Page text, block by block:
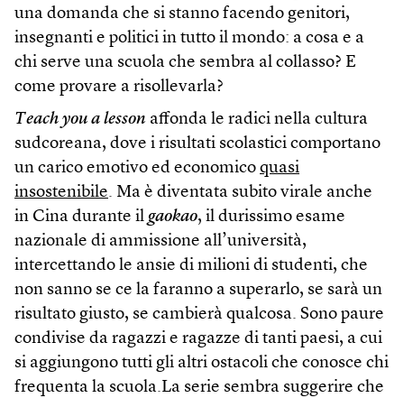
una domanda che si stanno facendo genitori,
insegnanti e politici in tutto il mondo: a cosa e a
chi serve una scuola che sembra al collasso? E
come provare a risollevarla?
Teach you a lesson affonda le radici nella cultura
sudcoreana, dove i risultati scolastici comportano
un carico emotivo ed economico quasi
insostenibile. Ma è diventata subito virale anche
in Cina durante il gaokao, il durissimo esame
nazionale di ammissione all’università,
intercettando le ansie di milioni di studenti, che
non sanno se ce la faranno a superarlo, se sarà un
risultato giusto, se cambierà qualcosa. Sono paure
condivise da ragazzi e ragazze di tanti paesi, a cui
si aggiungono tutti gli altri ostacoli che conosce chi
frequenta la scuola.La serie sembra suggerire che